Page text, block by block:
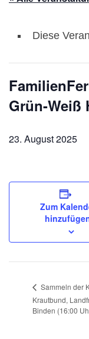
Diese
Grün-Weiß
23. August 2025
Zum
Sammeln der
Krautbund,
Binden (16:00